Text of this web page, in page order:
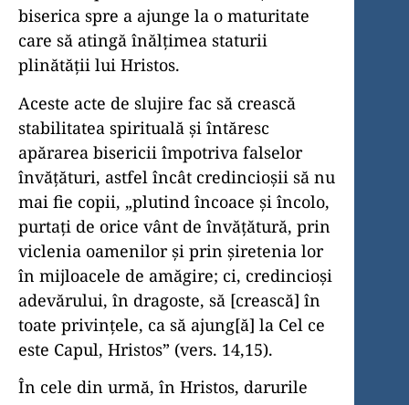
biserica spre a ajunge la o maturitate
care să atingă înălţimea staturii
plinătăţii lui Hristos.
Aceste acte de slujire fac să crească
stabilitatea spirituală şi întăresc
apărarea bisericii împotriva falselor
învăţături, astfel încât credincioşii să nu
mai fie copii, „plutind încoace şi încolo,
purtaţi de orice vânt de învăţătură, prin
viclenia oamenilor şi prin şiretenia lor
în mijloacele de amăgire; ci, credincioşi
adevărului, în dragoste, să [crească] în
toate privinţele, ca să ajung[ă] la Cel ce
este Capul, Hristos” (vers. 14,15).
În cele din urmă, în Hristos, darurile